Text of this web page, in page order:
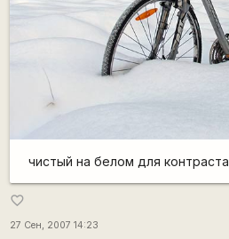
чистый на белом для контраста
favorite_border
27 Сен, 2007 14:23